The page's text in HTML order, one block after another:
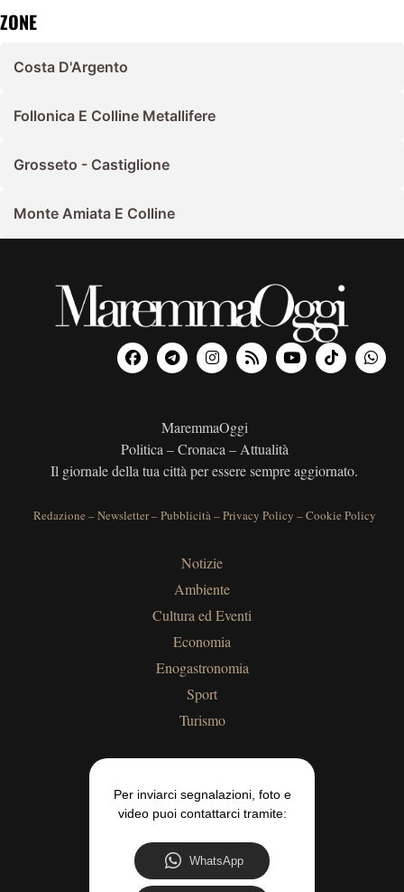
ZONE
Costa D'Argento
Follonica E Colline Metallifere
Grosseto - Castiglione
Monte Amiata E Colline
MaremmaOggi
Politica – Cronaca – Attualità
Il giornale della tua città per essere sempre aggiornato.
Redazione –Newsletter–Pubblicità–Privacy Policy –Cookie Policy
Notizie
Ambiente
Cultura ed Eventi
Economia
Enogastronomia
Sport
Turismo
Per inviarci segnalazioni, foto e
video puoi contattarci tramite:
WhatsApp